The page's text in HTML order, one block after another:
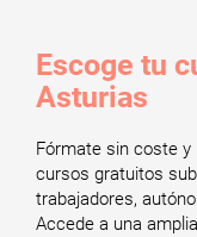
Escoge tu
Asturias
Fórmate sin coste
cursos gratuitos
trabajadores,
Accede a una